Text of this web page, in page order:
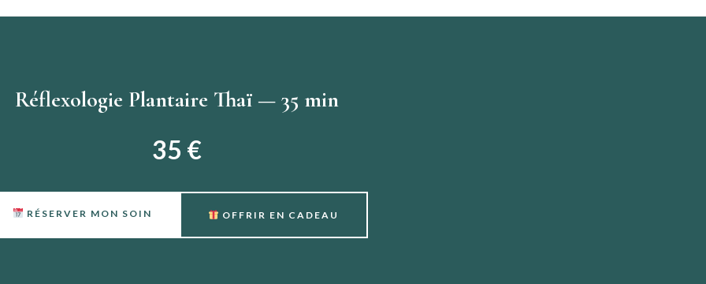
Réflexologie Plantaire Thaï — 35 min
35 €
RÉSERVER MON SOIN OFFRIR EN CADEAU